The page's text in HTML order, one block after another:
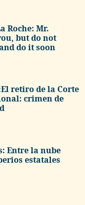
Roche: Mr.
but do not
do it soon
retiro de la Corte
crimen de
Entre la nube
estatales